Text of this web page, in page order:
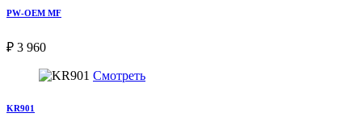
PW-OEM MF
₽ 3 960
Смотреть
KR901